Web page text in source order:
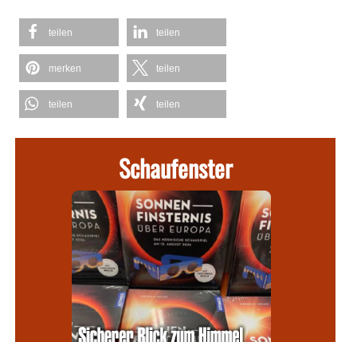
teilen teilen
merken teilen
teilen teilen
Schaufenster